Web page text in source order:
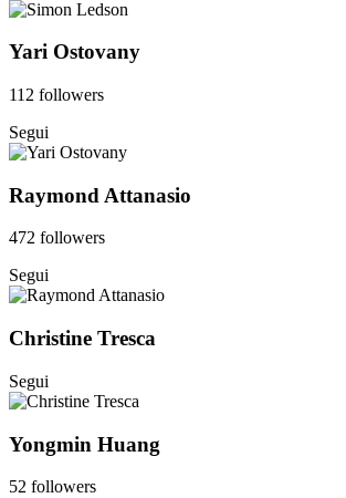
Yari Ostovany
112 followers
Segui
Raymond Attanasio
472 followers
Segui
Christine Tresca
Segui
Yongmin Huang
52 followers